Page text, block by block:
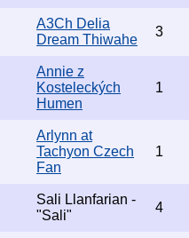
A3Ch Delia
Dream Thiwahe
3
Annie z
Kosteleckých
Humen
1
Arlynn at
Tachyon Czech
Fan
1
Sali Llanfarian -
"Sali"
4